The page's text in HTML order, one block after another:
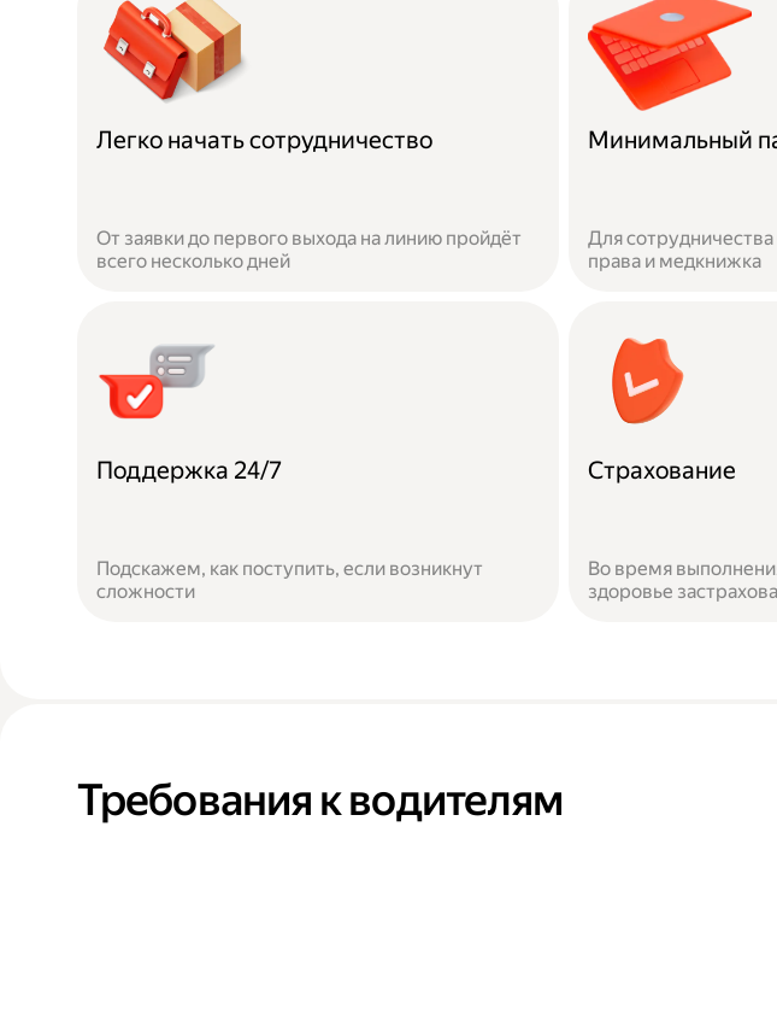
Легко начать сотрудничество
От заявки до первого выхода на линию пройдёт
всего несколько дней
Минимальный
Для
права и медкнижка
Поддержка 24/7
Подскажем, как поступить, если возникнут
сложности
Страхование
Во время
здоровье
Требования к водителям